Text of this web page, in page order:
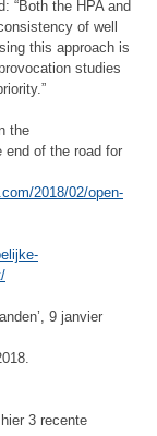
“Both the HPA and
of well
this approach is
studies
the
end of the road for
2018/02/open-
9 janvier
3 recente